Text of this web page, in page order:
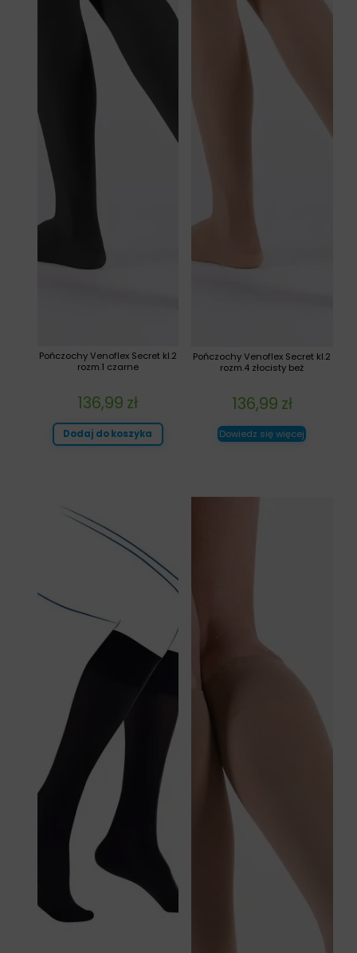
Pończochy Venoflex Secret kl.2
rozm.4 złocisty beż
136,99 zł
Dowiedz się więcej
Pończochy Venoflex Secret kl.2
rozm.1 czarne
136,99 zł
Dodaj do koszyka